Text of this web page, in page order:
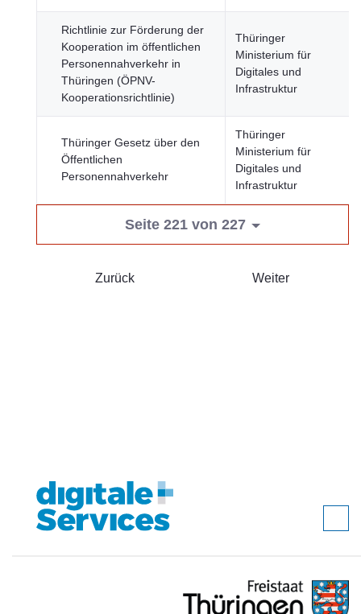
Richtlinie zur Förderung der
Kooperation im öffentlichen
Personennahverkehr in
Thüringen (ÖPNV-
Kooperationsrichtlinie)
Thüringer
Ministerium für
Digitales und
Infrastruktur
Thüringer Gesetz über den
Öffentlichen
Personennahverkehr
Thüringer
Ministerium für
Digitales und
Infrastruktur
Seite 221 von 227
Zurück Weiter